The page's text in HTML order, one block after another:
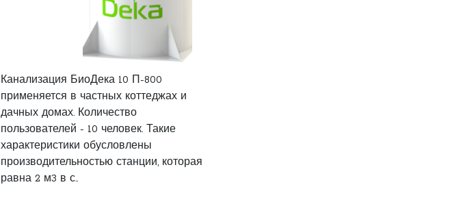
Канализация БиоДека 10 П-800
применяется в частных коттеджах и
дачных домах. Количество
пользователей - 10 человек. Такие
характеристики обусловлены
производительностью станции, которая
равна 2 м3 в с..